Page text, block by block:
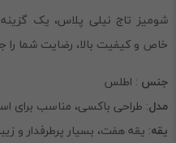
شومیز تاج نیلی پلاس، یک
خاص و کیفیت بالا، رضایت شما را
جنس : اطلس
مدل: طراحی باکسی، مناسب برای
یقه: یقه هفت، بسیار پرطرفدار و